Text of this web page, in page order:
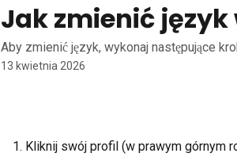
Jak zmienić
Aby zmienić język, wykonaj następujące
13 kwietnia 2026
Kliknij swój profil (w prawym górnym